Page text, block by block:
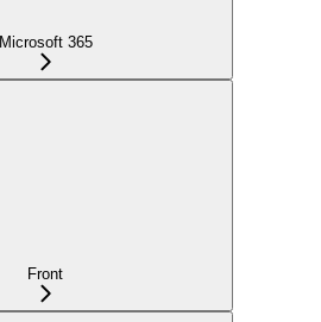
Microsoft 365
Front